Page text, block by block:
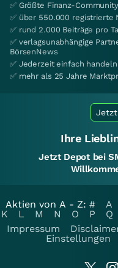
✅ Größte Finanz-
✅ über 550.000 registrierte
✅ rund 2.000 Beiträge pro
✅ verlagsunabhängige
BörsenNews
✅ Jederzeit einfach
✅ mehr als 25 Jahre
Ihre
Jetzt Depot bei
Aktien von A - Z: # A
K
L M N O P Q
Impressum
Einstellungen